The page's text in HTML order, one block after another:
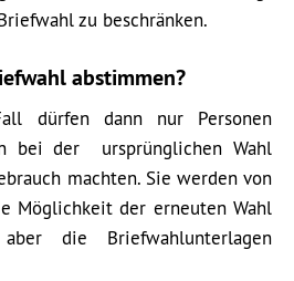
zu beschränken.
abstimmen?
dürfen dann nur Personen
bei der ursprünglichen Wahl
machten. Sie werden von
Möglichkeit der erneuten Wahl
die Briefwahlunterlagen